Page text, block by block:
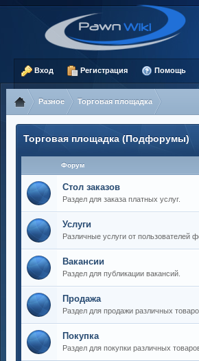
Вход Регистрация Помощь
Разное Торговая площадка
Торговая площадка (Подфорумы)
Форум
Стол заказов
Раздел для заказа платных услуг.
Услуги
Различные услуги от пользователей
Вакансии
Раздел для публикации вакансий.
Продажа
Раздел для продажи различных
Покупка
Раздел для покупки различных